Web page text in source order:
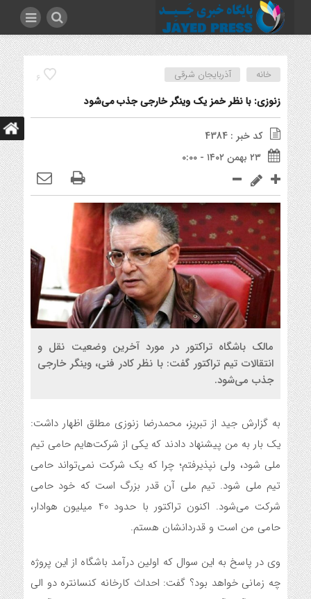
6 خانه آذربایجان شرقی
زنوزی: با نظر خمز یک وینگر خارجی جذب می‌شود
کد خبر : 4384
۲۳ بهمن ۱۴۰۲ - ۰:۰۰
مالک باشگاه تراکتور در مورد آخرین وضعیت نقل و
انتقالات تیم تراکتور گفت: با نظر کادر فنی، وینگر خارجی
جذب می‌شود.
به گزارش جید از تبریز، محمدرضا زنوزی مطلق اظهار داشت:
یک بار به من پیشنهاد دادند که یکی از شرکت‌هایم حامی تیم
ملی شود، ولی نپذیرفتم؛ چرا که یک شرکت نمی‌تواند حامی
تیم ملی شود. تیم ملی آن قدر بزرگ است که خود حامی
شرکت می‌شود. اکنون تراکتور با حدود 40 میلیون هوادار،
حامی من است و قدردانشان هستم.
وی در پاسخ به این سوال که اولین درآمد باشگاه از این پروژه
چه زمانی خواهد بود؟ گفت: احداث کارخانه کنسانتره دو الی